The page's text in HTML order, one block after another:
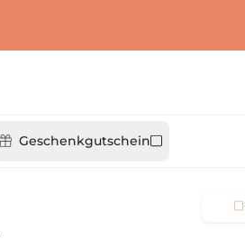
Geschenkgutschein